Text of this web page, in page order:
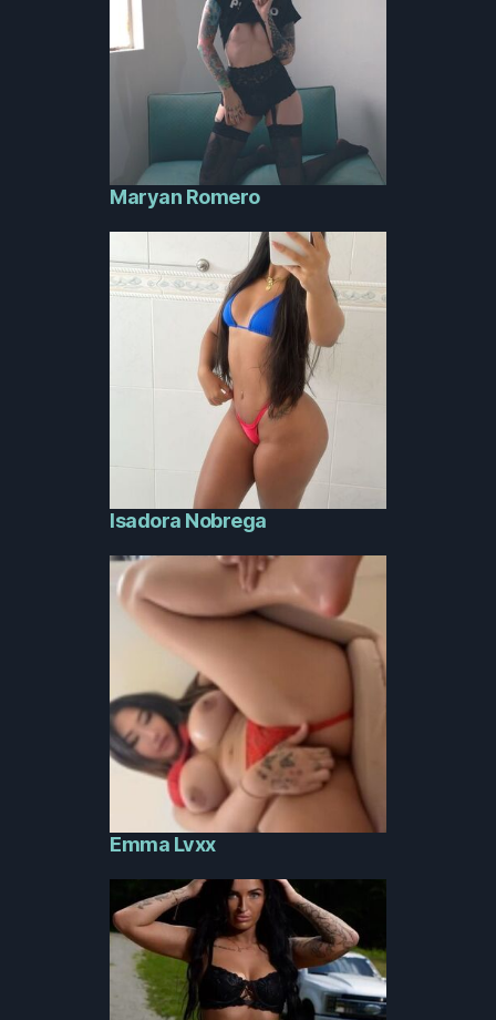
Maryan Romero
Isadora Nobrega
Emma Lvxx